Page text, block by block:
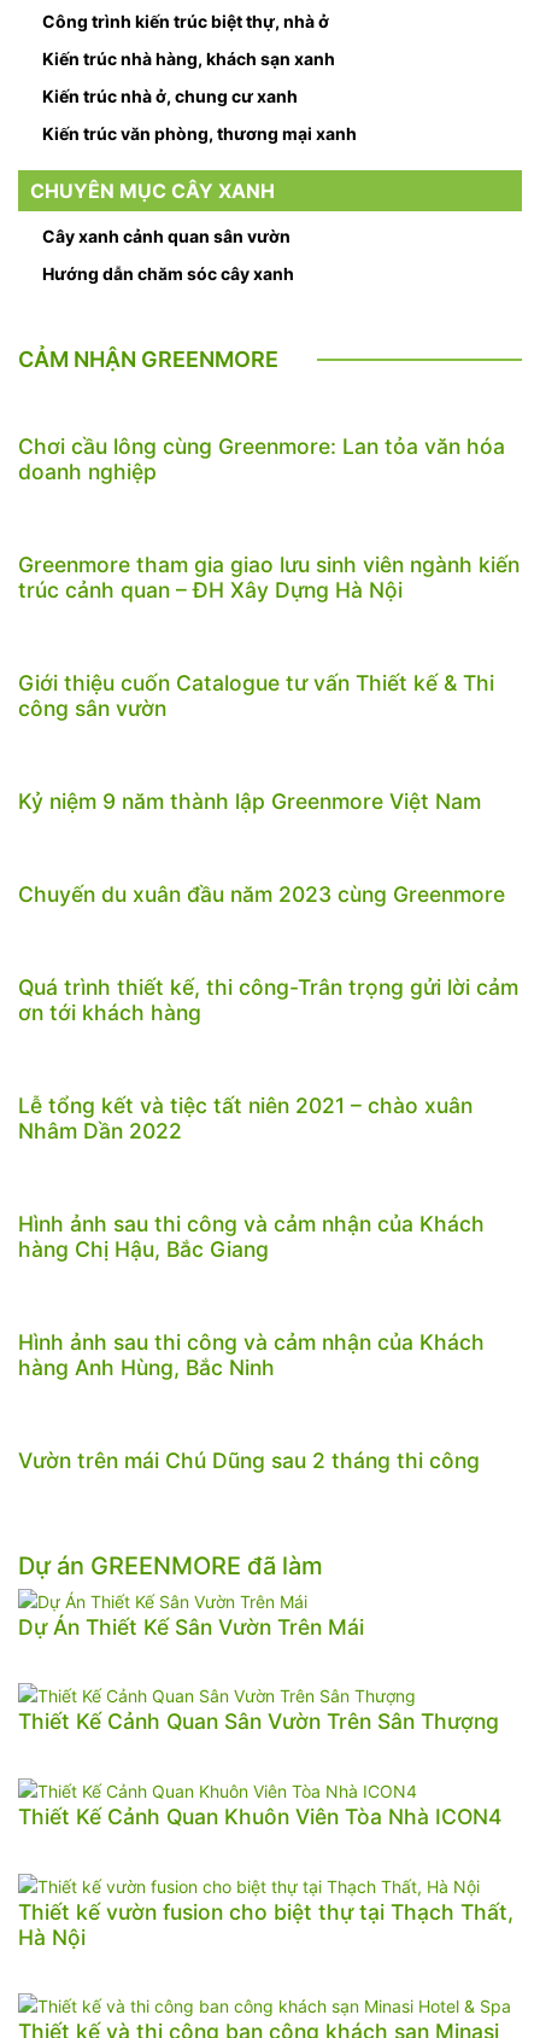
Công trình kiến trúc biệt thự, nhà ở
Kiến trúc nhà hàng, khách sạn xanh
Kiến trúc nhà ở, chung cư xanh
Kiến trúc văn phòng, thương mại xanh
CHUYÊN MỤC CÂY XANH
Cây xanh cảnh quan sân vườn
Hướng dẫn chăm sóc cây xanh
CẢM NHẬN GREENMORE
Chơi cầu lông cùng Greenmore: Lan tỏa văn hóa
doanh nghiệp
Greenmore tham gia giao lưu sinh viên ngành kiến
trúc cảnh quan – ĐH Xây Dựng Hà Nội
Giới thiệu cuốn Catalogue tư vấn Thiết kế & Thi
công sân vườn
Kỷ niệm 9 năm thành lập Greenmore Việt Nam
Chuyến du xuân đầu năm 2023 cùng Greenmore
Quá trình thiết kế, thi công-Trân trọng gửi lời cảm
ơn tới khách hàng
Lễ tổng kết và tiệc tất niên 2021 – chào xuân
Nhâm Dần 2022
Hình ảnh sau thi công và cảm nhận của Khách
hàng Chị Hậu, Bắc Giang
Hình ảnh sau thi công và cảm nhận của Khách
hàng Anh Hùng, Bắc Ninh
Vườn trên mái Chú Dũng sau 2 tháng thi công
Dự án GREENMORE đã làm
Dự Án Thiết Kế Sân Vườn Trên Mái
Thiết Kế Cảnh Quan Sân Vườn Trên Sân Thượng
Thiết Kế Cảnh Quan Khuôn Viên Tòa Nhà ICON4
Thiết kế vườn fusion cho biệt thự tại Thạch Thất,
Hà Nội
Thiết kế và thi công ban công khách sạn Minasi